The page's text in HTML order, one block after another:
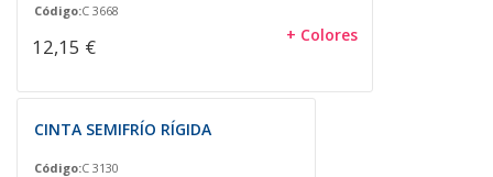
Código:C 3668
12,15 € + Colores
CINTA SEMIFRÍO RÍGIDA
Código:C 3130